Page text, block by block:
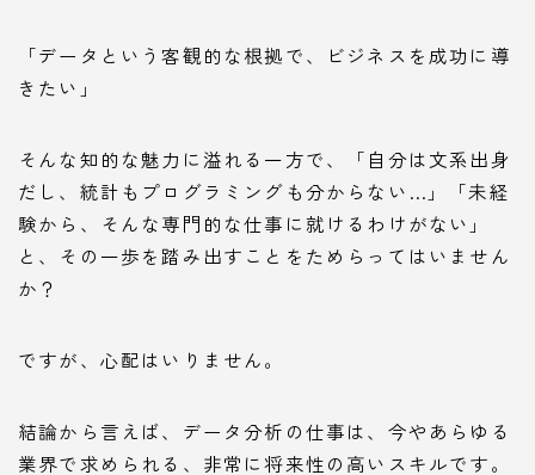
「データという客観的な根拠で、ビジネスを成功に導
きたい」
そんな知的な魅力に溢れる一方で、「自分は文系出身
だし、統計もプログラミングも分からない…」「未経
験から、そんな専門的な仕事に就けるわけがない」
と、その一歩を踏み出すことをためらってはいません
か？
ですが、心配はいりません。
結論から言えば、データ分析の仕事は、今やあらゆる
業界で求められる、非常に将来性の高いスキルです。